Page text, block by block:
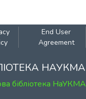
End User
Agreement
НАУКМА
бібліотека НаУКМА